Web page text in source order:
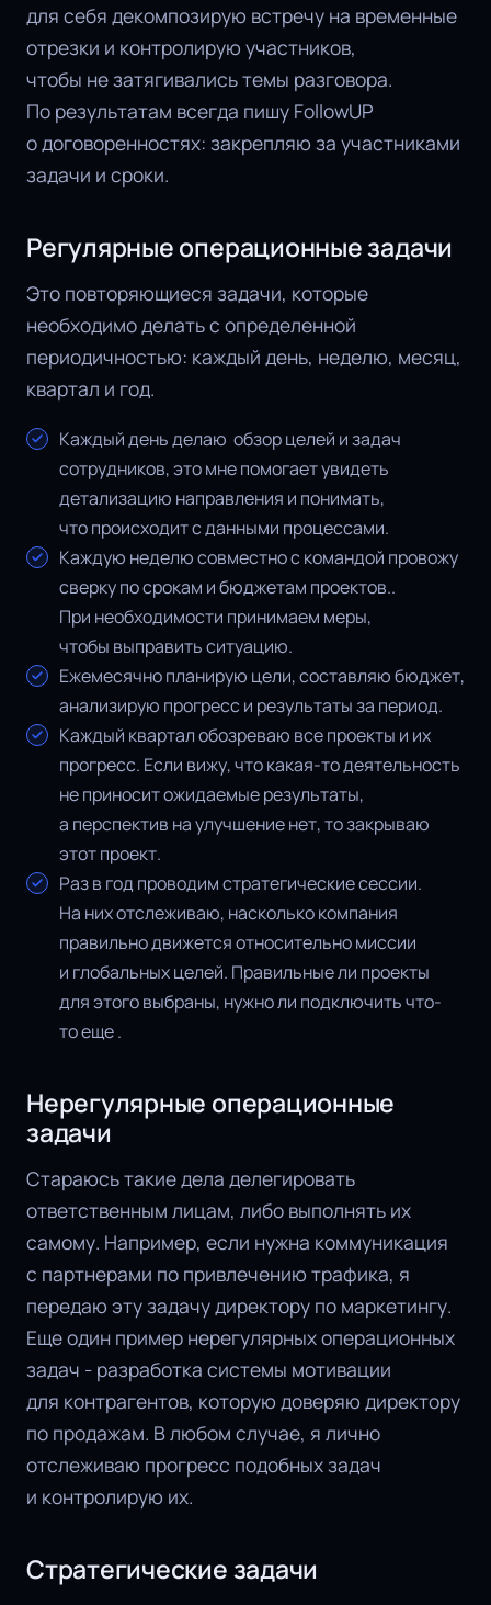
для себя декомпозирую встречу на временные
отрезки и контролирую участников,
чтобы не затягивались темы разговора.
По результатам всегда пишу FollowUP
о договоренностях: закрепляю за участниками
задачи и сроки.
Регулярные операционные задачи
Это повторяющиеся задачи, которые
необходимо делать c определенной
периодичностью: каждый день, неделю, месяц,
квартал и год.
Каждый день делаю обзор целей и задач
сотрудников, это мне помогает увидеть
детализацию направления и понимать,
что происходит с данными процессами.
Каждую неделю совместно с командой провожу
сверку по срокам и бюджетам проектов..
При необходимости принимаем меры,
чтобы выправить ситуацию.
Ежемесячно планирую цели, составляю бюджет,
анализирую прогресс и результаты за период.
Каждый квартал обозреваю все проекты и их
прогресс. Если вижу, что какая-то деятельность
не приносит ожидаемые результаты,
а перспектив на улучшение нет, то закрываю
этот проект.
Раз в год проводим стратегические сессии.
На них отслеживаю, насколько компания
правильно движется относительно миссии
и глобальных целей. Правильные ли проекты
для этого выбраны, нужно ли подключить что-
то еще .
Нерегулярные операционные
задачи
Стараюсь такие дела делегировать
ответственным лицам, либо выполнять их
самому. Например, если нужна коммуникация
с партнерами по привлечению трафика, я
передаю эту задачу директору по маркетингу.
Еще один пример нерегулярных операционных
задач - разработка системы мотивации
для контрагентов, которую доверяю директору
по продажам. В любом случае, я лично
отслеживаю прогресс подобных задач
и контролирую их.
Стратегические задачи